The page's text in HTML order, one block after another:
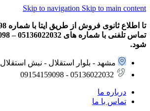
Skip to navigation Skip to main content
شود.
مشهد - بلوار استقلال - نبش استقلال 7 - پلاک 37
05136022032 - 09154159098
درباره ما
تماس با ما